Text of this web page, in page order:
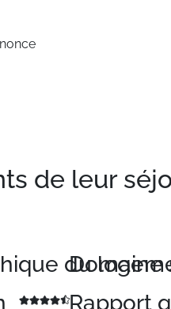
de leur
du
Domaine
Rapport